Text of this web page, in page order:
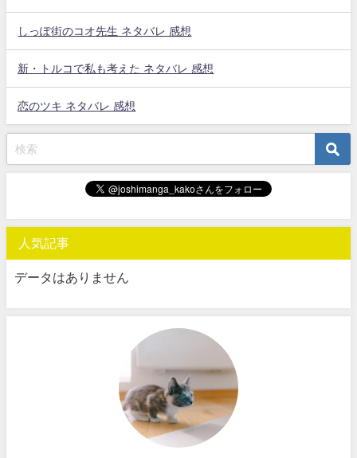
しっぽ街のコオ先生 ネタバレ 感想
新・トルコで私も考えた ネタバレ 感想
恋のツキ ネタバレ 感想
人気記事
データはありません